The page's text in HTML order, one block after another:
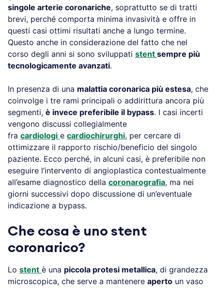
singole arterie coronariche, soprattutto se di tratti
brevi, perché comporta minima invasività e offre in
questi casi ottimi risultati anche a lungo termine.
Questo anche in considerazione del fatto che nel
corso degli anni si sono sviluppati stent sempre più
tecnologicamente avanzati.
In presenza di una malattia coronarica più estesa, che
coinvolge i tre rami principali o addirittura ancora più
segmenti, è invece preferibile il bypass. I casi incerti
vengono discussi collegialmente
fra cardiologi e cardiochirurghi, per cercare di
ottimizzare il rapporto rischio/beneficio del singolo
paziente. Ecco perché, in alcuni casi, è preferibile non
eseguire l’intervento di angioplastica contestualmente
all’esame diagnostico della coronarografia, ma nei
giorni successivi dopo discussione di un’eventuale
indicazione a bypass.
Che cosa è uno stent
coronarico?
Lo stent è una piccola protesi metallica, di grandezza
microscopica, che serve a mantenere aperto un vaso